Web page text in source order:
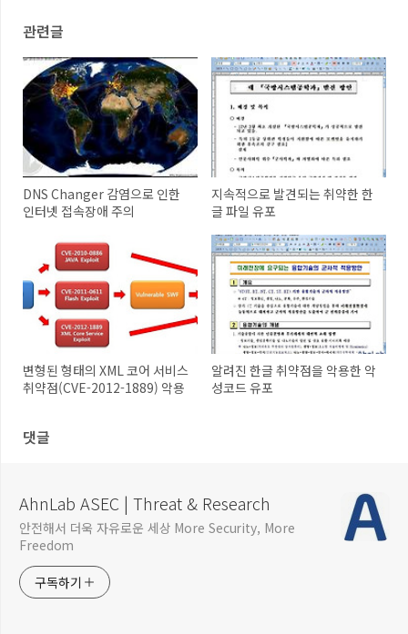
관련글
DNS Changer 감염으로 인한
인터넷 접속장애 주의
지속적으로 발견되는 취약한 한
글 파일 유포
변형된 형태의 XML 코어 서비스
취약점(CVE-2012-1889) 악용
알려진 한글 취약점을 악용한 악
성코드 유포
댓글
AhnLab ASEC | Threat & Research
안전해서 더욱 자유로운 세상 More Security, More
Freedom
구독하기